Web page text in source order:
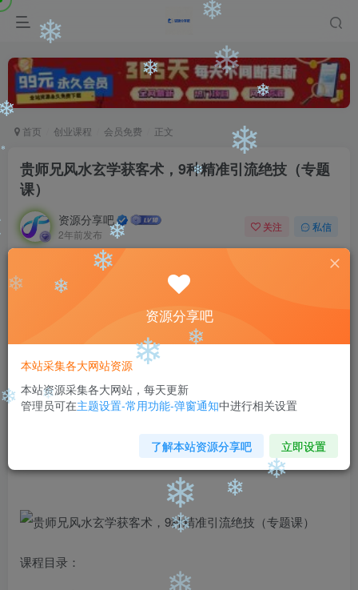
首页 创业课程 会员免费 正文
贵师兄风水玄学获客术，9种精准引流绝技（专题
课）
资源分享吧
2年前发布
关注 私信
此内容为付费阅读，请付费后查看
￥9.9
黄金会员免费
您当前未登录！建议登陆后购买，可保存购买订单
付费阅读
课程目录：
资源分享吧
本站采集各大网站资源
本站资源采集各大网站，每天更新
管理员可在主题设置-常用功能-弹窗通知中进行相关设置
了解本站资源分享吧 立即设置
❄ ❄
❄
❄
❄
❄ ❄
❄ ❄